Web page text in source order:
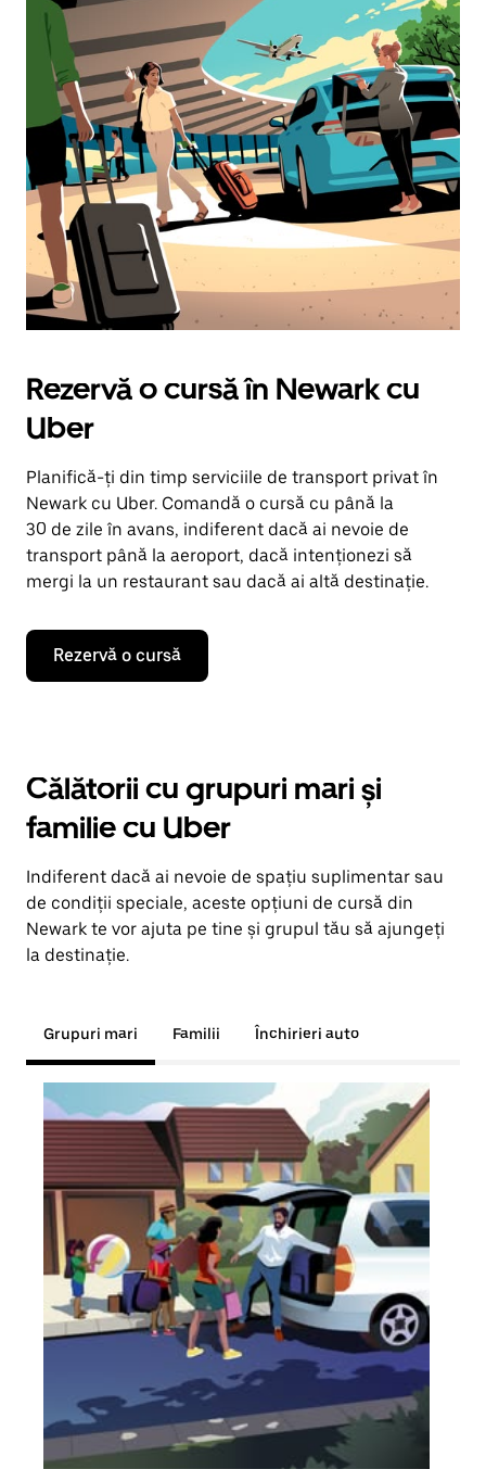
Rezervă o cursă în Newark cu
Uber
Planifică-ți din timp serviciile de transport privat în
Newark cu Uber. Comandă o cursă cu până la
30 de zile în avans, indiferent dacă ai nevoie de
transport până la aeroport, dacă intenționezi să
mergi la un restaurant sau dacă ai altă destinație.
Rezervă o cursă
Călătorii cu grupuri mari și
familie cu Uber
Indiferent dacă ai nevoie de spațiu suplimentar sau
de condiții speciale, aceste opțiuni de cursă din
Newark te vor ajuta pe tine și grupul tău să ajungeți
la destinație.
Grupuri mari Familii Închirieri auto